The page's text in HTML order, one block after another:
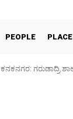
PEOPLE
ಕನಕನಗರ: ಗರುಡಾದ್ರಿ